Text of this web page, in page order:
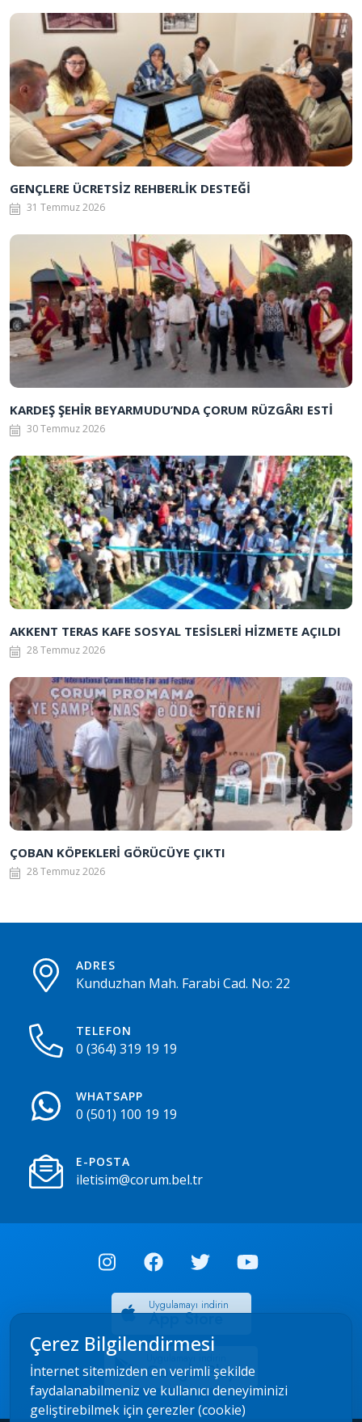
GENÇLERE ÜCRETSİZ REHBERLİK DESTEĞİ
31 Temmuz 2026
KARDEŞ ŞEHİR BEYARMUDU’NDA ÇORUM RÜZGÂRI ESTİ
30 Temmuz 2026
AKKENT TERAS KAFE SOSYAL TESİSLERİ HİZMETE AÇILDI
28 Temmuz 2026
ÇOBAN KÖPEKLERİ GÖRÜCÜYE ÇIKTI
28 Temmuz 2026
ADRES
Kunduzhan Mah. Farabi Cad. No: 22
TELEFON
0 (364) 319 19 19
WHATSAPP
0 (501) 100 19 19
E-POSTA
iletisim@corum.bel.tr
Uygulamayı indirin
App Store
Google Play
Çerez Bilgilendirmesi
İnternet sitemizden en verimli şekilde
faydalanabilmeniz ve kullanıcı deneyiminizi
geliştirebilmek için çerezler (cookie)